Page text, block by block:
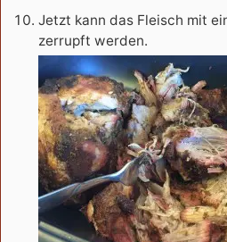
Jetzt kann das Fleisch mit
zerrupft werden.